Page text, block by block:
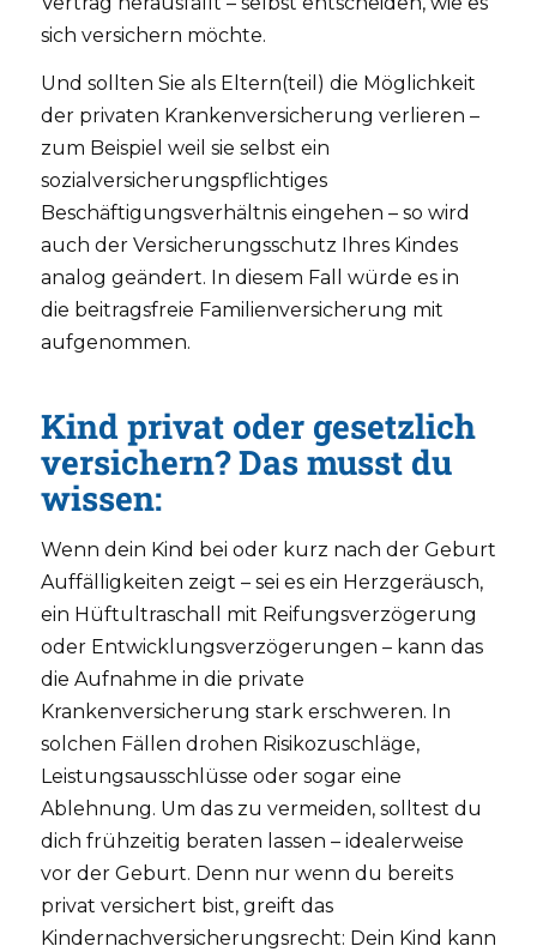
sich versichern möchte.
Und sollten Sie als Eltern(teil) die Möglichkeit
der privaten Krankenversicherung verlieren –
zum Beispiel weil sie selbst ein
sozialversicherungspflichtiges
Beschäftigungsverhältnis eingehen – so wird
auch der Versicherungsschutz Ihres Kindes
analog geändert. In diesem Fall würde es in
die beitragsfreie Familienversicherung mit
aufgenommen.
Kind privat oder gesetzlich
versichern? Das musst du
wissen:
Wenn dein Kind bei oder kurz nach der Geburt
Auffälligkeiten zeigt – sei es ein Herzgeräusch,
ein Hüftultraschall mit Reifungsverzögerung
oder Entwicklungsverzögerungen – kann das
die Aufnahme in die private
Krankenversicherung stark erschweren. In
solchen Fällen drohen Risikozuschläge,
Leistungsausschlüsse oder sogar eine
Ablehnung. Um das zu vermeiden, solltest du
dich frühzeitig beraten lassen – idealerweise
vor der Geburt. Denn nur wenn du bereits
privat versichert bist, greift das
Kindernachversicherungsrecht: Dein Kind kann